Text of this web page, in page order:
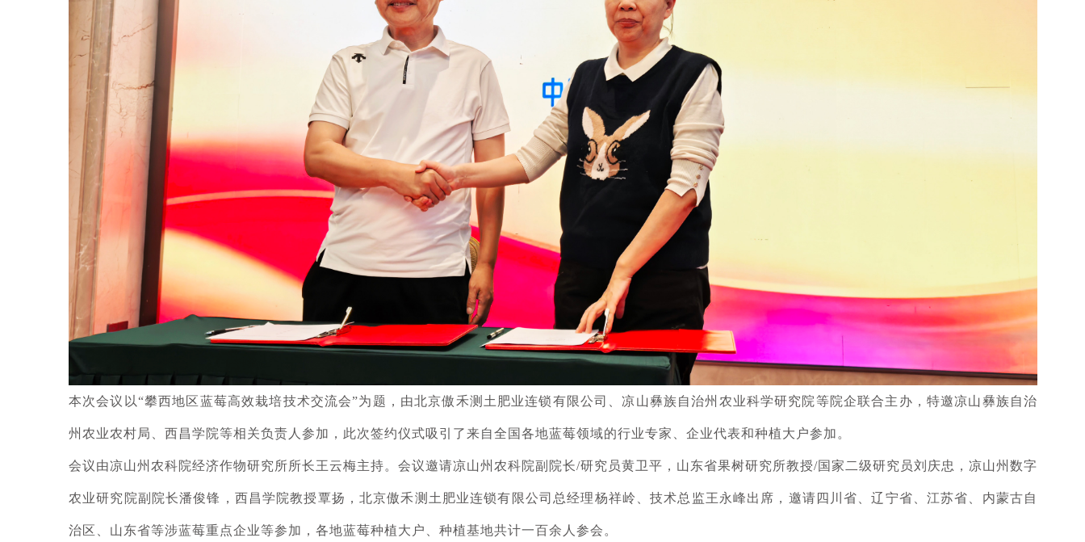
本次会议以“攀西地区蓝莓高效栽培技术交流会”为题，由北京傲禾测土肥业连锁有限公司、凉山彝族自治州农业科学研究院等院企联合主办，特邀凉山彝族自治
州农业农村局、西昌学院等相关负责人参加，此次签约仪式吸引了来自全国各地蓝莓领域的行业专家、企业代表和种植大户参加。
会议由凉山州农科院经济作物研究所所长王云梅主持。会议邀请凉山州农科院副院长/研究员黄卫平，山东省果树研究所教授/国家二级研究员刘庆忠，凉山州数字
农业研究院副院长潘俊锋，西昌学院教授覃扬，北京傲禾测土肥业连锁有限公司总经理杨祥岭、技术总监王永峰出席，邀请四川省、辽宁省、江苏省、内蒙古自
治区、山东省等涉蓝莓重点企业等参加，各地蓝莓种植大户、种植基地共计一百余人参会。